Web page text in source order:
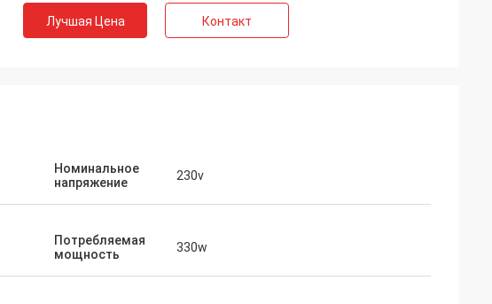
Лучшая Цена Контакт
Номинальное
напряжение
230v
Потребляемая
мощность
330w